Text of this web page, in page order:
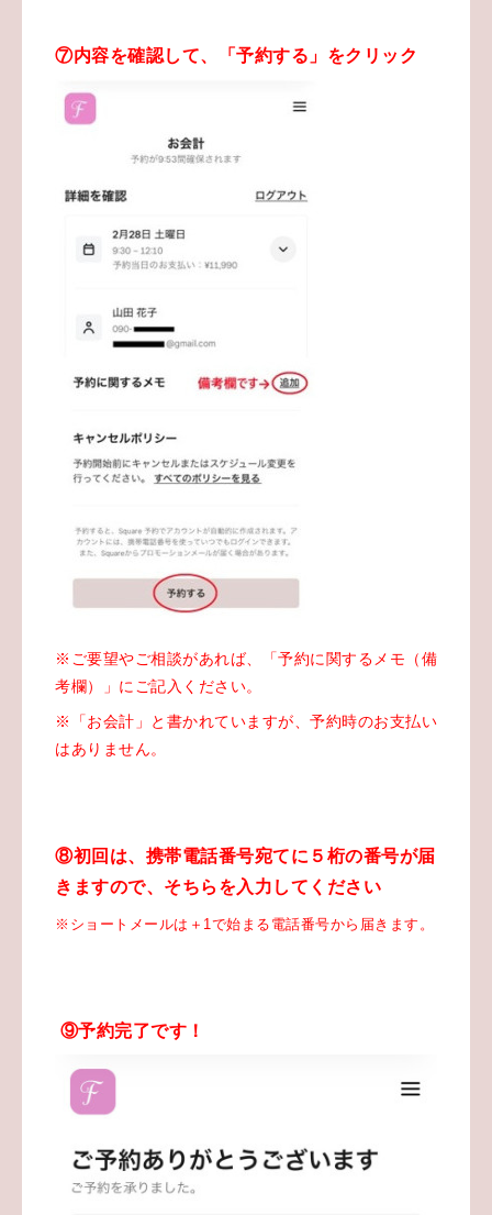
⑦内容を確認して、「予約する」をクリック
※ご要望やご相談があれば、「予約に関するメモ（備
考欄）」にご記入ください。
※「お会計」と書かれていますが、予約時のお支払い
はありません。
⑧初回は、携帯電話番号宛てに５桁の番号が届
きますので、そちらを入力してください
※ショートメールは＋1で始まる電話番号から届きます。
⑨予約完了です！